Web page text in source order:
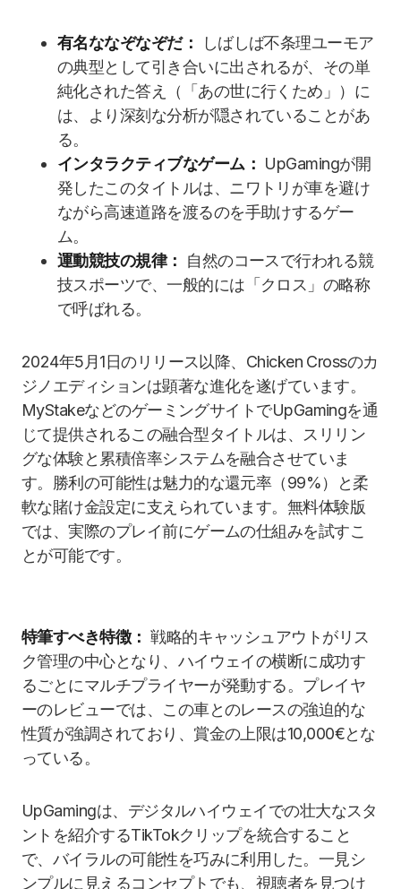
有名ななぞなぞだ：
しばしば不条理ユーモア
の典型として引き合いに出されるが、その単
純化された答え（「あの世に行くため」）に
は、より深刻な分析が隠されていることがあ
る。
インタラクティブなゲーム： UpGamingが開
発したこのタイトルは、ニワトリが車を避け
ながら高速道路を渡るのを手助けするゲー
ム。
運動競技の規律：
自然のコースで行われる競
技スポーツで、一般的には「クロス」の略称
で呼ばれる。
2024年5月1日のリリース以降、Chicken Crossのカ
ジノエディションは顕著な進化を遂げています。
MyStakeなどのゲーミングサイトでUpGamingを通
じて提供されるこの融合型タイトルは、スリリン
グな体験と累積倍率システムを融合させていま
す。勝利の可能性は魅力的な還元率（99%）と柔
軟な賭け金設定に支えられています。無料体験版
では、実際のプレイ前にゲームの仕組みを試すこ
とが可能です。
特筆すべき特徴： 戦略的キャッシュアウトがリス
ク管理の中心となり、ハイウェイの横断に成功す
るごとにマルチプライヤーが発動する。プレイヤ
ーのレビューでは、この車とのレースの強迫的な
性質が強調されており、賞金の上限は10,000€とな
っている。
UpGamingは、デジタルハイウェイでの壮大なスタ
ントを紹介するTikTokクリップを統合すること
で、バイラルの可能性を巧みに利用した。一見シ
ンプルに見えるコンセプトでも、視聴者を見つけ